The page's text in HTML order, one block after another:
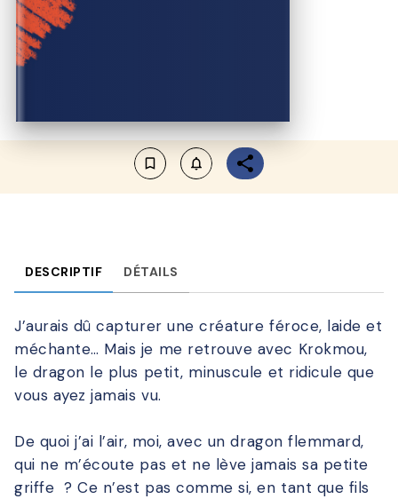
bookmark_border notifications_none_outlined
DESCRIPTIF DÉTAILS
J’aurais dû capturer une créature féroce, laide et
méchante… Mais je me retrouve avec Krokmou,
le dragon le plus petit, minuscule et ridicule que
vous ayez jamais vu.
De quoi j’ai l’air, moi, avec un dragon flemmard,
qui ne m’écoute pas et ne lève jamais sa petite
griffe ? Ce n’est pas comme si, en tant que fils